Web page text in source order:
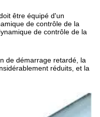
être équipé d'un
de contrôle de la
de contrôle de la
de démarrage retardé, la
réduits, et la